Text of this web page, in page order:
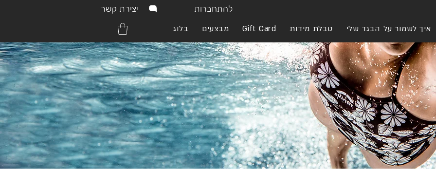
יצירת קשר
להתחברות
איך לשמור על הבגד שלי טבלת מידות Gift Card מבצעים בלוג